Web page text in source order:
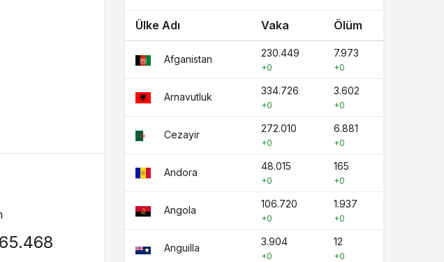
Ülke Adı Vaka Ölüm
Afganistan
230.449
+0
7.973
+0
Arnavutluk
334.726
+0
3.602
+0
Cezayir
272.010
+0
6.881
+0
Andora
48.015
+0
165
+0
Angola
106.720
+0
1.937
+0
Anguilla
3.904
+0
12
+0